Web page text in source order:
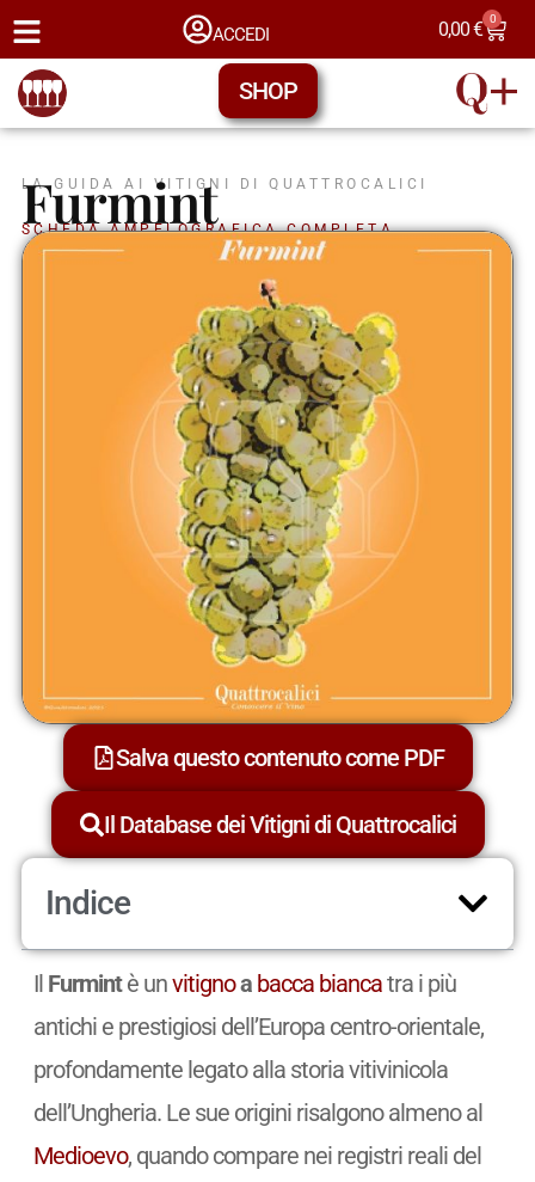
ACCEDI 0,00€ 0
SHOP
LA GUIDA AI VITIGNI DI QUATTROCALICI
Furmint
SCHEDA AMPELOGRAFICA COMPLETA
Salva questo contenuto come PDF
Il Database dei Vitigni di Quattrocalici
Indice
Il Furmintè unvitignoa bacca biancatra i più
antichi e prestigiosi dell’Europa centro-orientale,
profondamente legato alla storia vitivinicola
dell’Ungheria. Le sue origini risalgono almeno al
Medioevo, quando compare nei registri reali del